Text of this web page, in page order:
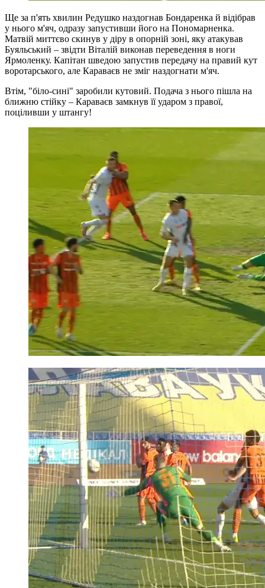
Ще за п'ять хвилин Редушко наздогнав Бондаренка й відібрав
у нього м'яч, одразу запустивши його на Пономарненка.
Матвій миттєво скинув у діру в опорній зоні, яку атакував
Буяльський – звідти Віталій виконав переведення в ноги
Ярмоленку. Капітан шведою запустив передачу на правий кут
воротарського, але Караваєв не зміг наздогнати м'яч.
Втім, "біло-сині" заробили кутовий. Подача з нього пішла на
ближню стійку – Караваєв замкнув її ударом з правої,
поціливши у штангу!